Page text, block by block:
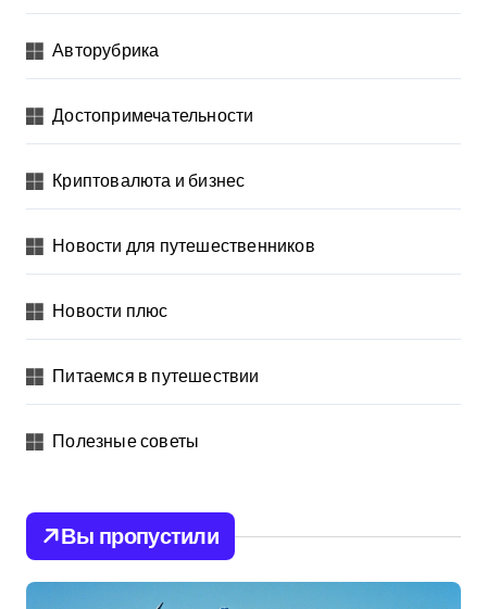
Авторубрика
Достопримечательности
Криптовалюта и бизнес
Новости для путешественников
Новости плюс
Питаемся в путешествии
Полезные советы
Вы пропустили